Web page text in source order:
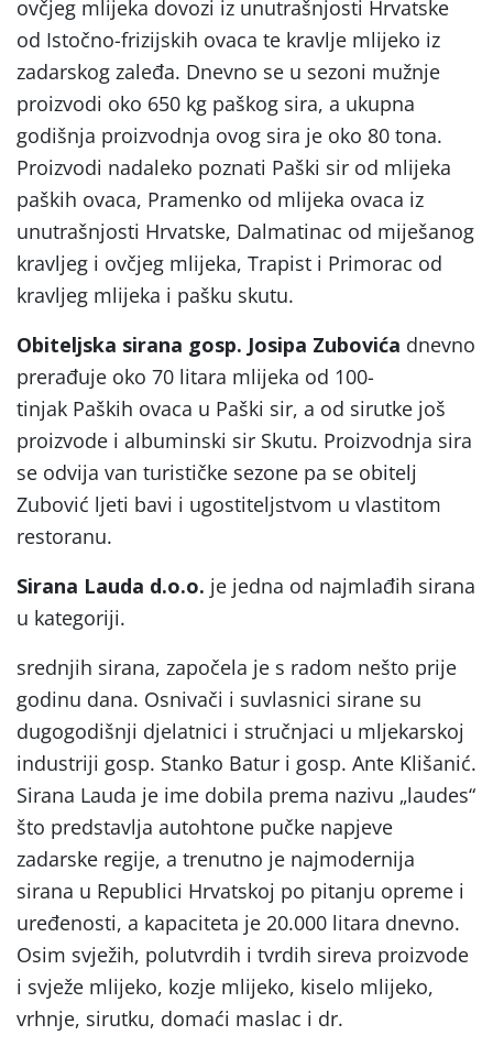
ovčjeg mlijeka dovozi iz unutrašnjosti Hrvatske
od Istočno-frizijskih ovaca te kravlje mlijeko iz
zadarskog zaleđa. Dnevno se u sezoni mužnje
proizvodi oko 650 kg paškog sira, a ukupna
godišnja proizvodnja ovog sira je oko 80 tona.
Proizvodi nadaleko poznati Paški sir od mlijeka
paških ovaca, Pramenko od mlijeka ovaca iz
unutrašnjosti Hrvatske, Dalmatinac od miješanog
kravljeg i ovčjeg mlijeka, Trapist i Primorac od
kravljeg mlijeka i pašku skutu.
Obiteljska sirana gosp. Josipa Zubovića dnevno
prerađuje oko 70 litara mlijeka od 100-
tinjak Paških ovaca u Paški sir, a od sirutke još
proizvode i albuminski sir Skutu. Proizvodnja sira
se odvija van turističke sezone pa se obitelj
Zubović ljeti bavi i ugostiteljstvom u vlastitom
restoranu.
Sirana Lauda d.o.o. je jedna od najmlađih sirana
u kategoriji.
srednjih sirana, započela je s radom nešto prije
godinu dana. Osnivači i suvlasnici sirane su
dugogodišnji djelatnici i stručnjaci u mljekarskoj
industriji gosp. Stanko Batur i gosp. Ante Klišanić.
Sirana Lauda je ime dobila prema nazivu „laudes“
što predstavlja autohtone pučke napjeve
zadarske regije, a trenutno je najmodernija
sirana u Republici Hrvatskoj po pitanju opreme i
uređenosti, a kapaciteta je 20.000 litara dnevno.
Osim svježih, polutvrdih i tvrdih sireva proizvode
i svježe mlijeko, kozje mlijeko, kiselo mlijeko,
vrhnje, sirutku, domaći maslac i dr.